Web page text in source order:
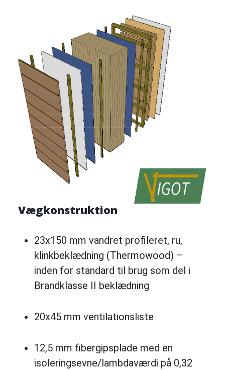
Vægkonstruktion
23x150 mm vandret profileret, ru,
klinkbeklædning (Thermowood) –
inden for standard til brug som del i
Brandklasse II beklædning
20x45 mm ventilationsliste
12,5 mm fibergipsplade med en
isoleringsevne/lambdaværdi på 0,32